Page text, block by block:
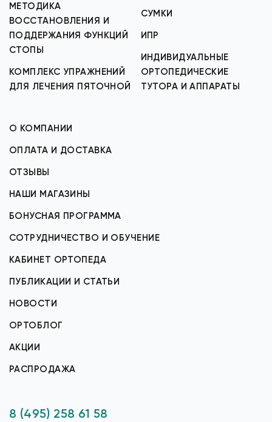
МЕТОДИКА
ВОССТАНОВЛЕНИЯ И
ПОДДЕРЖАНИЯ ФУНКЦИЙ
СТОПЫ
КОМПЛЕКС УПРАЖНЕНИЙ
ДЛЯ ЛЕЧЕНИЯ ПЯТОЧНОЙ
СУМКИ
ИПР
ИНДИВИДУАЛЬНЫЕ
ОРТОПЕДИЧЕСКИЕ
ТУТОРА И АППАРАТЫ
О КОМПАНИИ
ОПЛАТА И ДОСТАВКА
ОТЗЫВЫ
НАШИ МАГАЗИНЫ
БОНУСНАЯ ПРОГРАММА
СОТРУДНИЧЕСТВО И ОБУЧЕНИЕ
КАБИНЕТ ОРТОПЕДА
ПУБЛИКАЦИИ И СТАТЬИ
НОВОСТИ
ОРТОБЛОГ
АКЦИИ
РАСПРОДАЖА
8 (495) 258 61 58